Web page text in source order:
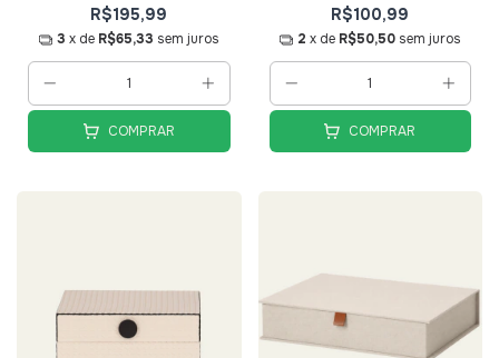
R$195,99
3 x de R$65,33 sem juros
COMPRAR
R$100,99
2 x de R$50,50 sem juros
COMPRAR